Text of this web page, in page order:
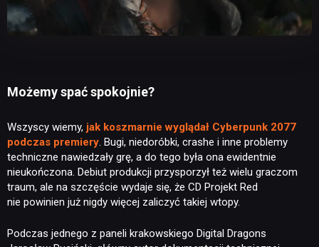
Możemy spać spokojnie?
Wszyscy wiemy, jak koszmarnie wyglądał Cyberpunk 2077
podczas premiery. Bugi, niedoróbki, crashe i inne problemy
techniczne nawiedzały grę, a do tego była ona ewidentnie
nieukończona. Debiut produkcji przysporzył też wielu graczom
traum, ale na szczęście wydaje się, że CD Projekt Red
nie powinien już nigdy więcej zaliczyć takiej wtopy.
Podczas jednego z paneli krakowskiego Digital Dragons